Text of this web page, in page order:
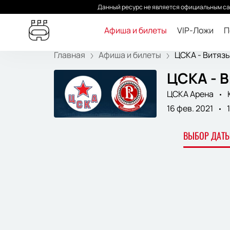
Данный ресурс не является официальным
Афиша и билеты VIP-Ложи
Главная Афиша и билеты ЦСКА - Витязь
ЦСКА -
ЦСКА Арена
16 фев. 2021
ВЫБОР